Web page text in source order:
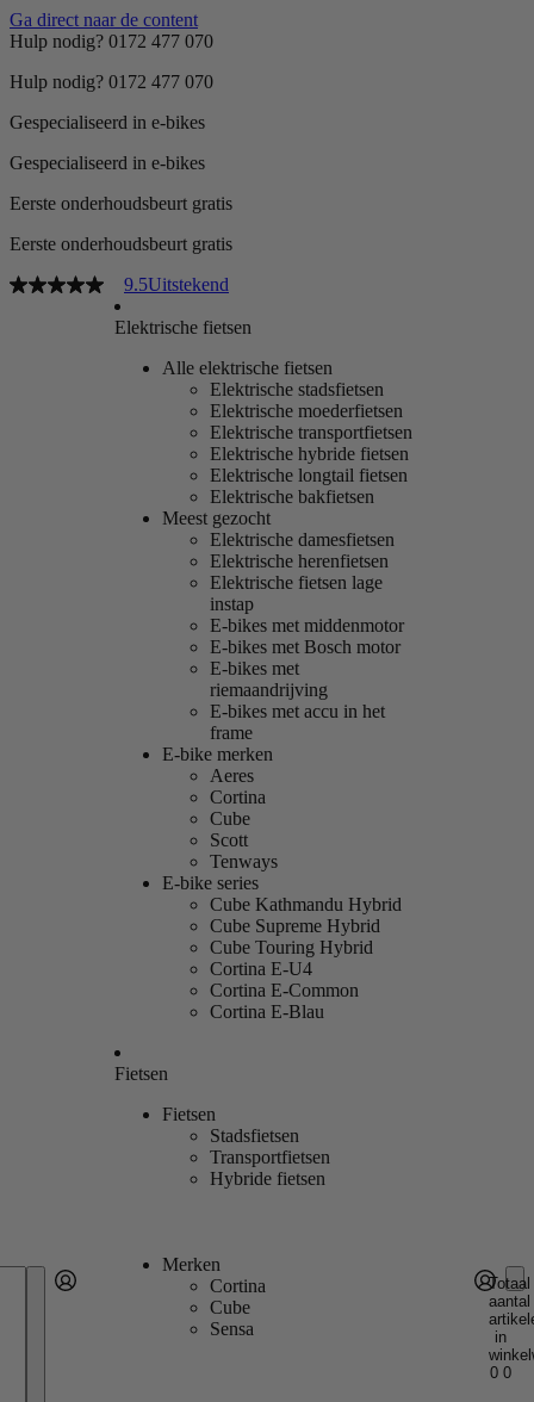
Ga direct naar de content
Hulp nodig? 0172 477 070
Hulp nodig? 0172 477 070
Gespecialiseerd in e-bikes
Gespecialiseerd in e-bikes
Eerste onderhoudsbeurt gratis
Eerste onderhoudsbeurt gratis
9.5Uitstekend
Elektrische fietsen
Alle elektrische fietsen
Elektrische stadsfietsen
Elektrische moederfietsen
Elektrische transportfietsen
Elektrische hybride fietsen
Elektrische longtail fietsen
Elektrische bakfietsen
Meest gezocht
Elektrische damesfietsen
Elektrische herenfietsen
Elektrische fietsen lage
instap
E-bikes met middenmotor
E-bikes met Bosch motor
E-bikes met
riemaandrijving
E-bikes met accu in het
frame
E-bike merken
Aeres
Cortina
Cube
Scott
Tenways
E-bike series
Cube Kathmandu Hybrid
Cube Supreme Hybrid
Cube Touring Hybrid
Cortina E-U4
Cortina E-Common
Cortina E-Blau
Fietsen
Fietsen
Stadsfietsen
Transportfietsen
Hybride fietsen
Merken
Cortina
Cube
Sensa
Andere inlogoptiesInloggen
Totaal
aantal
in
0 0